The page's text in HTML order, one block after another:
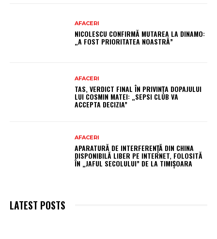
AFACERI
NICOLESCU CONFIRMĂ MUTAREA LA DINAMO:
„A FOST PRIORITATEA NOASTRĂ”
AFACERI
TAS, VERDICT FINAL ÎN PRIVINȚA DOPAJULUI
LUI COSMIN MATEI: „SEPSI CLUB VA
ACCEPTA DECIZIA”
AFACERI
APARATURĂ DE INTERFERENȚĂ DIN CHINA
DISPONIBILĂ LIBER PE INTERNET, FOLOSITĂ
ÎN „JAFUL SECOLULUI” DE LA TIMIȘOARA
LATEST POSTS